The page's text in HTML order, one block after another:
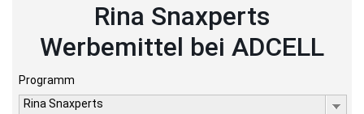
Rina Snaxperts
Werbemittel bei ADCELL
Programm
Rina Snaxperts